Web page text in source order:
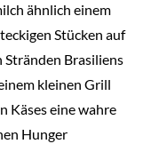
ähnlich einem
Stücken auf
Stränden Brasiliens
kleinen Grill
Käses eine wahre
Hunger